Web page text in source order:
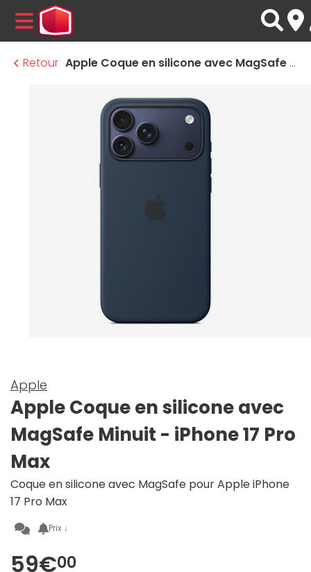
MENU
Retour
Apple Coque en silicone avec MagSafe Minuit - iPhone 17 Pro Max
Apple
Apple Coque en silicone avec
MagSafe Minuit - iPhone 17 Pro
Max
Coque en silicone avec MagSafe pour Apple iPhone
17 Pro Max
Prix ↓
59€00